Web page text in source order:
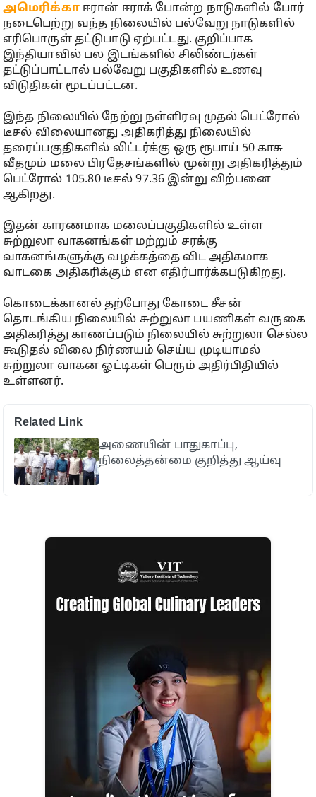
அமெரிக்காஈரான் ஈராக் போன்ற நாடுகளில் போர்
நடைபெற்று வந்த நிலையில் பல்வேறு நாடுகளில்
எரிபொருள் தட்டுபாடு ஏற்பட்டது. குறிப்பாக
இந்தியாவில் பல இடங்களில் சிலிண்டர்கள்
தட்டுப்பாட்டால் பல்வேறு பகுதிகளில் உணவு
விடுதிகள் மூடப்பட்டன.
இந்த நிலையில் நேற்று நள்ளிரவு முதல் பெட்ரோல்
டீசல் விலையானது அதிகரித்து நிலையில்
தரைப்பகுதிகளில் லிட்டர்க்கு ஒரு ரூபாய் 50 காசு
வீதமும் மலை பிரதேசங்களில் மூன்று அதிகரித்தும்
பெட்ரோல் 105.80 டீசல் 97.36 இன்று விற்பனை
ஆகிறது.
இதன் காரணமாக மலைப்பகுதிகளில் உள்ள
சுற்றுலா வாகனங்கள் மற்றும் சரக்கு
வாகனங்களுக்கு வழக்கத்தை விட அதிகமாக
வாடகை அதிகரிக்கும் என எதிர்பார்க்கபடுகிறது.
கொடைக்கானல் தற்போது கோடை சீசன்
தொடங்கிய நிலையில் சுற்றுலா பயணிகள் வருகை
அதிகரித்து காணப்படும் நிலையில் சுற்றுலா செல்ல
கூடுதல் விலை நிர்ணயம் செய்ய முடியாமல்
சுற்றுலா வாகன ஓட்டிகள் பெரும் அதிர்பிதியில்
உள்ளனர்.
Related Link
அணையின் பாதுகாப்பு,
நிலைத்தன்மை குறித்து ஆய்வு